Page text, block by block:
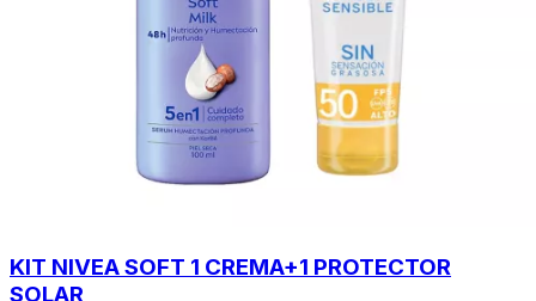
KIT NIVEA SOFT 1 CREMA+1 PROTECTOR
SOLAR